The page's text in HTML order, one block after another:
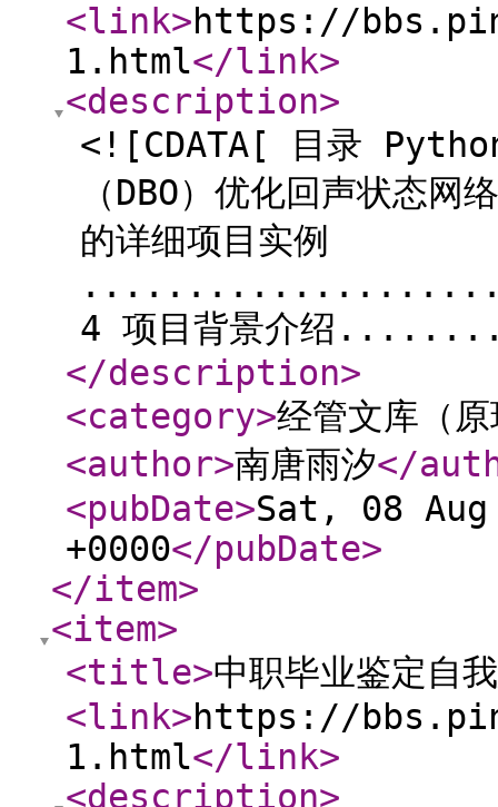
<link>https://
1.html</link>
<description>
<![CDATA[ 目录
（DBO）优化回声状态
的详细项目实例
4 项目背景介绍
</description>
<category>经管文库（
<author>南唐雨汐</
<pubDate>Sat, 08
+0000</pubDate>
</item>
<item>
<title>中职毕业鉴定自
<link>https://
1.html</link>
<description>